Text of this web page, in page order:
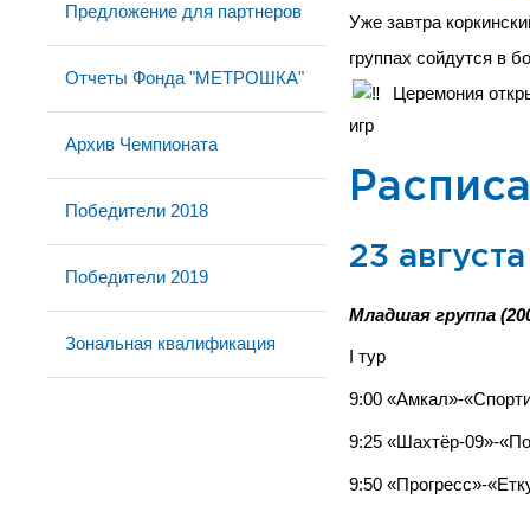
Предложение для партнеров
Отчеты Фонда "МЕТРОШКА"
Архив Чемпионата
Победители 2018
Победители 2019
Зональная квалификация
Уже завтра
группах сойдутся в
Церемония
игр
23 августа
Младшая группа
I тур
9:00 «Амкал»-
9:25 «Шахтёр-09»-
9:50 «Прогресс»-